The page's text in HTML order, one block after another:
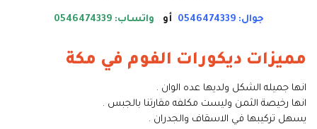
جوال: 0546474339 أو واتساب: 0546474339
مميزات ديكورات الفوم في مكة
انها جميله الشكل ولديها عده الوان .
انها رخيصة الثمن وليست مكلفه مقارتنا بالجبس .
يسهل تركيبها في الاسقاف والجدران .